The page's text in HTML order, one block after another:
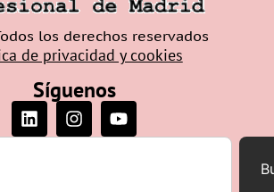
los derechos reservados
de privacidad y cookies
Síguenos